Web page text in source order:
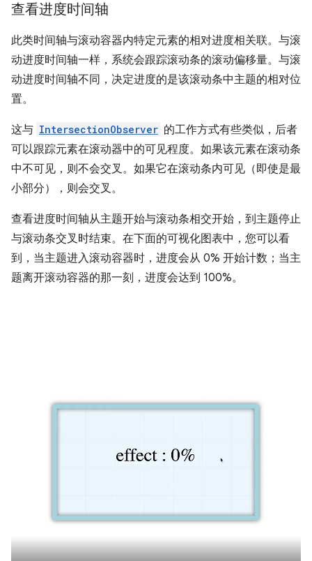
查看进度时间轴
此类时间轴与滚动容器内特定元素的相对进度相关联。与滚
动进度时间轴一样，系统会跟踪滚动条的滚动偏移量。与滚
动进度时间轴不同，决定进度的是该滚动条中主题的相对位
置。
这与 IntersectionObserver 的工作方式有些类似，后者
可以跟踪元素在滚动器中的可见程度。如果该元素在滚动条
中不可见，则不会交叉。如果它在滚动条内可见（即使是最
小部分），则会交叉。
查看进度时间轴从主题开始与滚动条相交开始，到主题停止
与滚动条交叉时结束。在下面的可视化图表中，您可以看
到，当主题进入滚动容器时，进度会从 0% 开始计数；当主
题离开滚动容器的那一刻，进度会达到 100%。